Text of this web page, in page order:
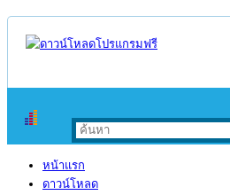
หน้าแรก
ดาวน์โหลด